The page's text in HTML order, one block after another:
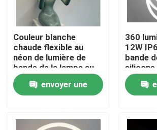
Contrôle de la qualité
Contact
nouvelles
Demande de soumission
Couleur blanche
chaude flexible au
néon de lumière de
bande de la lampe au
néon 24V IP67 de
silicone de LED
envoyer une
360
12W
bande
silicone
néon
LED